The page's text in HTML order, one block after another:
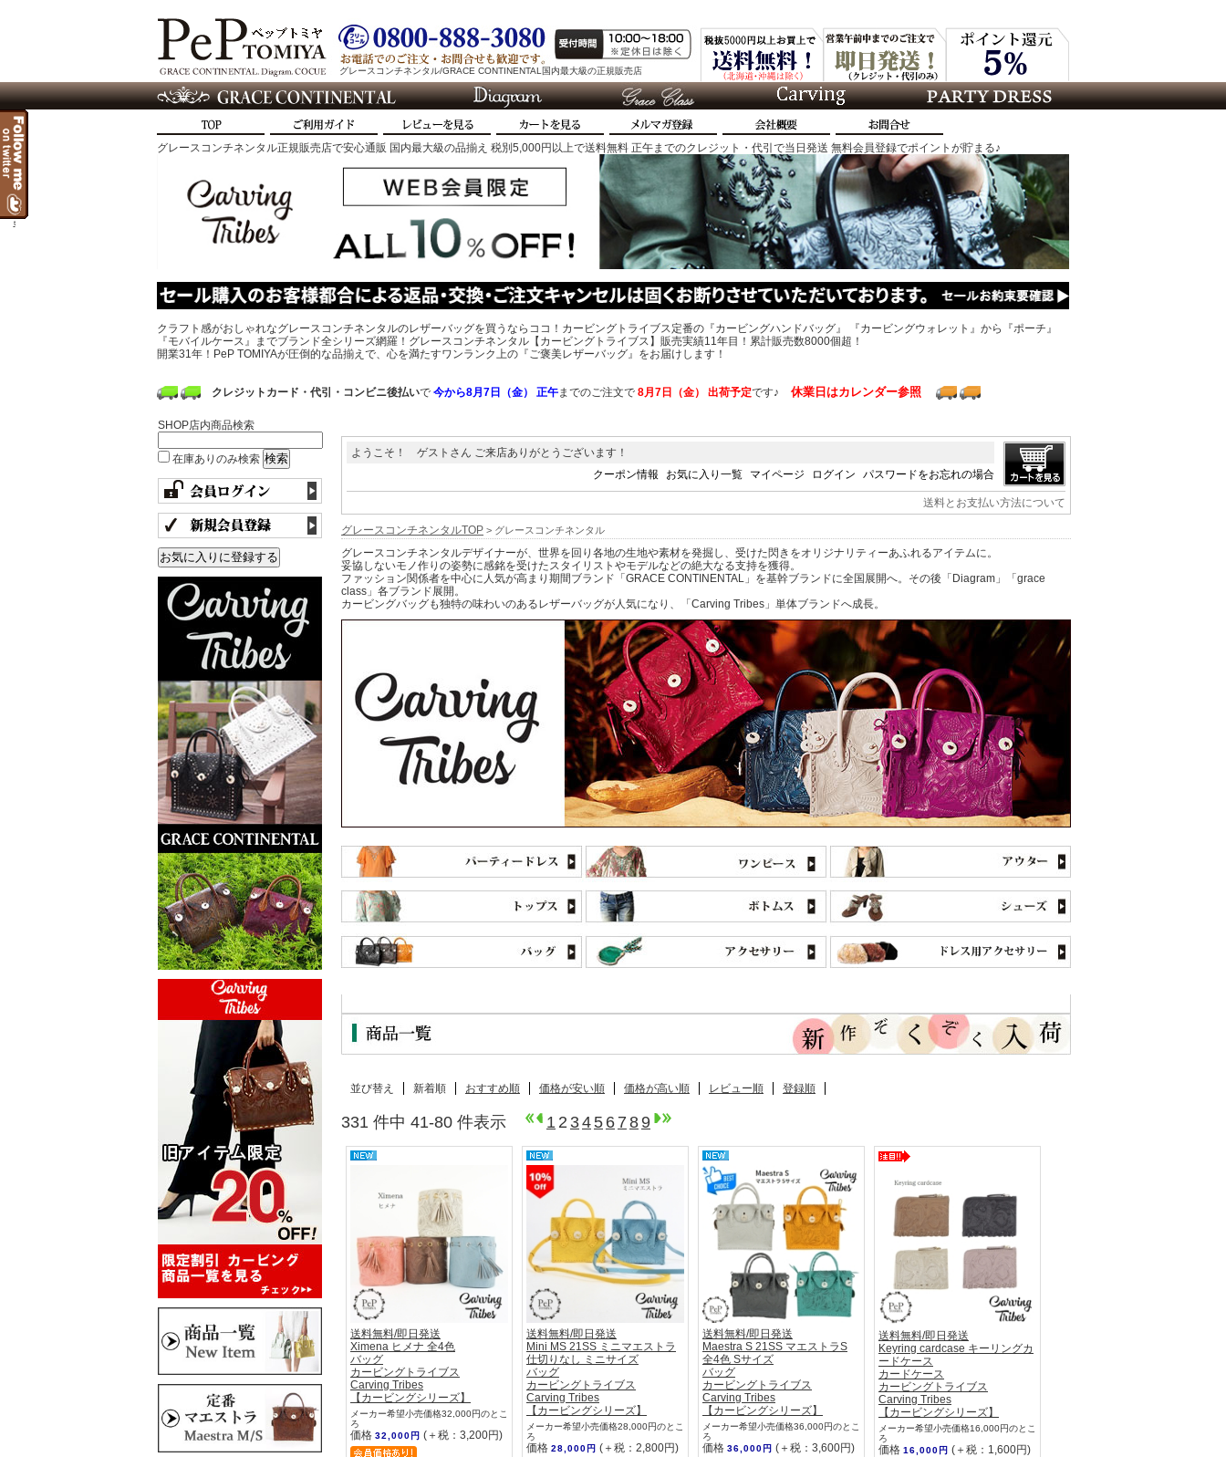
グレースコンチネンタル/GRACE CONTINENTAL国内最大級の正規販売店
グレースコンチネンタル正規販売店で安心通販 国内最大級の品揃え 税別5,000円以上で送料無料 正午までのクレジット・代引で当日発送 無料会員登録でポイントが貯まる♪
クラフト感がおしゃれなグレースコンチネンタルのレザーバッグを買うならココ！カービングトライブス定番の『カービングハンドバッグ』 『カービングウォレット』から『ポーチ』
『モバイルケース』までブランド全シリーズ網羅！グレースコンチネンタル【カービングトライブス】販売実績11年目！累計販売数8000個超！
開業31年！PeP TOMIYAが圧倒的な品揃えで、心を満たすワンランク上の『ご褒美レザーバッグ』をお届けします！
クレジットカード・代引・コンビニ後払いで今から8月7日（金） 正午までのご注文で8月7日（金） 出荷予定です♪ 休業日はカレンダー参照
SHOP店内商品検索
在庫ありのみ検索
t
ようこそ！ ゲストさん ご来店ありがとうございます！
クーポン情報
お気に入り一覧 マイページ ログイン パスワードをお忘れの場合
送料とお支払い方法について
グレースコンチネンタルTOP > グレースコンチネンタル
グレースコンチネンタルデザイナーが、世界を回り各地の生地や素材を発掘し、受けた閃きをオリジナリティーあふれるアイテムに。
妥協しないモノ作りの姿勢に感銘を受けたスタイリストやモデルなどの絶大なる支持を獲得。
ファッション関係者を中心に人気が高まり期間ブランド「GRACE CONTINENTAL」を基幹ブランドに全国展開へ。その後「Diagram」「grace
class」各ブランド展開。
カービングバッグも独特の味わいのあるレザーバッグが人気になり、「Carving Tribes」単体ブランドへ成長。
並び替え 新着順 おすすめ順 価格が安い順 価格が高い順 レビュー順 登録順
331 件中 41-80 件表示 1 2 34 5 6 7 89
送料無料/即日発送
Ximena ヒメナ 全4色
バッグ
カービングトライブス
Carving Tribes
【カービングシリーズ】
メーカー希望小売価格32,000円のとこ
ろ
価格 32,000円 (＋税：3,200円)
送料無料/即日発送
Mini MS 21SS ミニマエストラ
仕切りなし ミニサイズ
バッグ
カービングトライブス
Carving Tribes
【カービングシリーズ】
メーカー希望小売価格28,000円のとこ
ろ
価格 28,000円 (＋税：2,800円)
送料無料/即日発送
Maestra S 21SS マエストラS
全4色 Sサイズ
バッグ
カービングトライブス
Carving Tribes
【カービングシリーズ】
メーカー希望小売価格36,000円のとこ
ろ
価格 36,000円 (＋税：3,600円)
送料無料/即日発送
Keyring cardcase キーリングカ
ードケース
カードケース
カービングトライブス
Carving Tribes
【カービングシリーズ】
メーカー希望小売価格16,000円のとこ
ろ
価格 16,000円 (＋税：1,600円)